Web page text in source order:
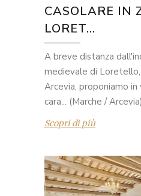
CASOLARE IN
LORET...
A breve distanza
medievale di
Arcevia, proponiamo
cara... (Marche / Arcevia)
Scopri di più